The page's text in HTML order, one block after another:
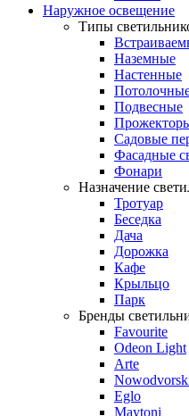
Наружное освещение
Типы
Наземные
Настенные
Подвесные
Садовые
Фасадные
Фонари
Назначение
Тротуар
Беседка
Дача
Дорожка
Кафе
Крыльцо
Парк
Бренды
Favourite
Odeon Light
Arte
Eglo
Maytoni